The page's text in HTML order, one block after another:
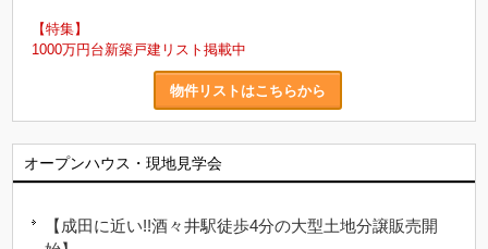
【特集】
1000万円台新築戸建リスト掲載中
物件リストはこちらから
オープンハウス・現地見学会
【成田に近い!!酒々井駅徒歩4分の大型土地分譲販売開